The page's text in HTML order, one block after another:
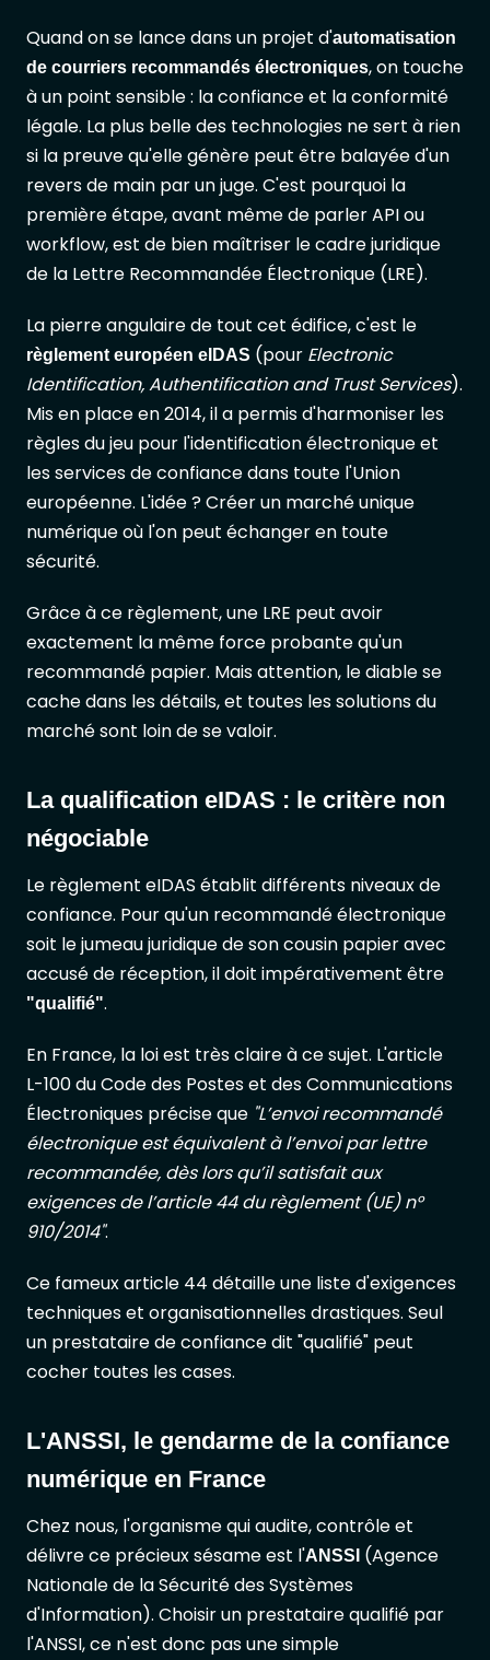
Quand on se lance dans un projet d'automatisation
de courriers recommandés électroniques, on touche
à un point sensible : la confiance et la conformité
légale. La plus belle des technologies ne sert à rien
si la preuve qu'elle génère peut être balayée d'un
revers de main par un juge. C'est pourquoi la
première étape, avant même de parler API ou
workflow, est de bien maîtriser le cadre juridique
de la Lettre Recommandée Électronique (LRE).
La pierre angulaire de tout cet édifice, c'est le
règlement européen eIDAS (pour Electronic
Identification, Authentification and Trust Services).
Mis en place en 2014, il a permis d'harmoniser les
règles du jeu pour l'identification électronique et
les services de confiance dans toute l'Union
européenne. L'idée ? Créer un marché unique
numérique où l'on peut échanger en toute
sécurité.
Grâce à ce règlement, une LRE peut avoir
exactement la même force probante qu'un
recommandé papier. Mais attention, le diable se
cache dans les détails, et toutes les solutions du
marché sont loin de se valoir.
La qualification eIDAS : le critère non
négociable
Le règlement eIDAS établit différents niveaux de
confiance. Pour qu'un recommandé électronique
soit le jumeau juridique de son cousin papier avec
accusé de réception, il doit impérativement être
"qualifié".
En France, la loi est très claire à ce sujet. L'article
L-100 du Code des Postes et des Communications
Électroniques précise que "L’envoi recommandé
électronique est équivalent à l’envoi par lettre
recommandée, dès lors qu’il satisfait aux
exigences de l’article 44 du règlement (UE) n°
910/2014".
Ce fameux article 44 détaille une liste d'exigences
techniques et organisationnelles drastiques. Seul
un prestataire de confiance dit "qualifié" peut
cocher toutes les cases.
L'ANSSI, le gendarme de la confiance
numérique en France
Chez nous, l'organisme qui audite, contrôle et
délivre ce précieux sésame est l'ANSSI (Agence
Nationale de la Sécurité des Systèmes
d'Information). Choisir un prestataire qualifié par
l'ANSSI, ce n'est donc pas une simple